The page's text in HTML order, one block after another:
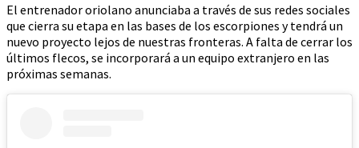
El entrenador oriolano anunciaba a través de sus redes sociales
que cierra su etapa en las bases de los escorpiones y tendrá un
nuevo proyecto lejos de nuestras fronteras. A falta de cerrar los
últimos flecos, se incorporará a un equipo extranjero en las
próximas semanas.